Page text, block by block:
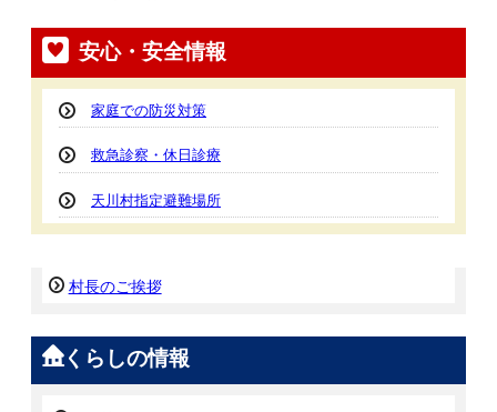
安心・安全情報
家庭での防災対策
救急診察・休日診療
天川村指定避難場所
村長のご挨拶
くらしの情報